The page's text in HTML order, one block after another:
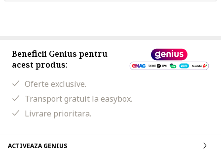
Beneficii Genius pentru
acest produs:
Oferte exclusive.
Transport gratuit la easybox.
Livrare prioritara.
ACTIVEAZA GENIUS